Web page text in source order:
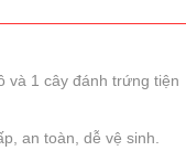
và 1 cây đánh trứng tiện
an toàn, dễ vệ sinh.